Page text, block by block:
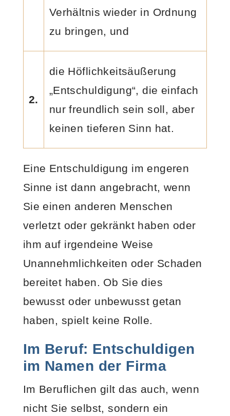
Verhältnis wieder in Ordnung
zu bringen, und
2.
die Höflichkeitsäußerung
„Entschuldigung“, die einfach
nur freundlich sein soll, aber
keinen tieferen Sinn hat.
Eine Entschuldigung im engeren
Sinne ist dann angebracht, wenn
Sie einen anderen Menschen
verletzt oder gekränkt haben oder
ihm auf irgendeine Weise
Unannehmlichkeiten oder Schaden
bereitet haben. Ob Sie dies
bewusst oder unbewusst getan
haben, spielt keine Rolle.
Im Beruf: Entschuldigen
im Namen der Firma
Im Beruflichen gilt das auch, wenn
nicht Sie selbst, sondern ein